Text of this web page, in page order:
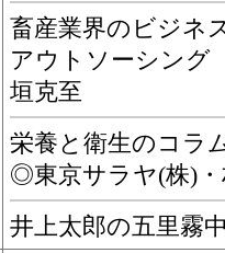
畜産業界のビジネ
アウトソーシン
垣克至
栄養と衛生のコラ
◎東京サラヤ(株)
井上太郎の五里